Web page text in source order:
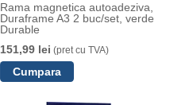
Rama magnetica autoadeziva,
Duraframe A3 2 buc/set, verde
Durable
151,99 lei (pret cu TVA)